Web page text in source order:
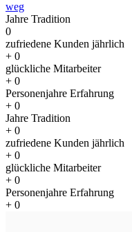
weg
Jahre Tradition
0
zufriedene Kunden jährlich
+ 0
glückliche Mitarbeiter
+ 0
Personenjahre Erfahrung
+ 0
Jahre Tradition
+ 0
zufriedene Kunden jährlich
+ 0
glückliche Mitarbeiter
+ 0
Personenjahre Erfahrung
+ 0